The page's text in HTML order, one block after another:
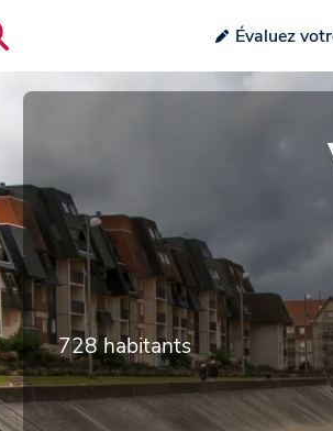
Évaluez
728 habitants